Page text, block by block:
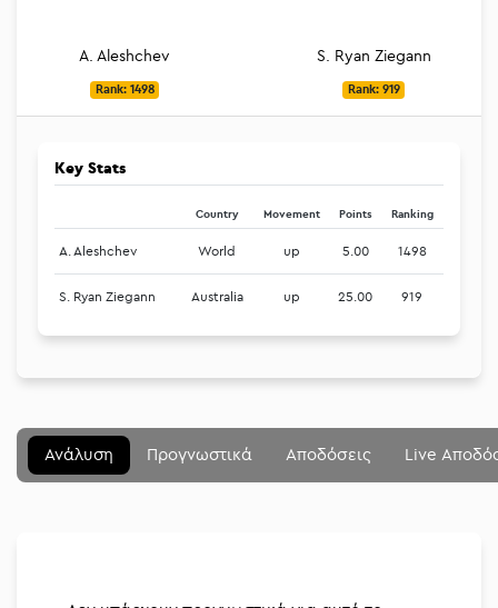
A. Aleshchev
Rank: 1498
S. Ryan Ziegann
Rank: 919
Key Stats
Country Movement Points Ranking
A. Aleshchev World up 5.00 1498
S. Ryan Ziegann Australia up 25.00 919
Ανάλυση Προγνωστικά Αποδόσεις Live
Μενού Κλείσιμο
Αναλύσεις